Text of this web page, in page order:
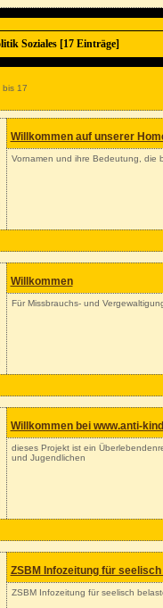
Soziales [17 Einträge]
bis 17
Willkommen auf unserer
Vornamen und ihre Bedeutung, die
Willkommen
Für Missbrauchs- und
Willkommen bei www.anti-
dieses Projekt ist ein
und Jugendlichen
ZSBM Infozeitung für
ZSBM Infozeitung für seelisch